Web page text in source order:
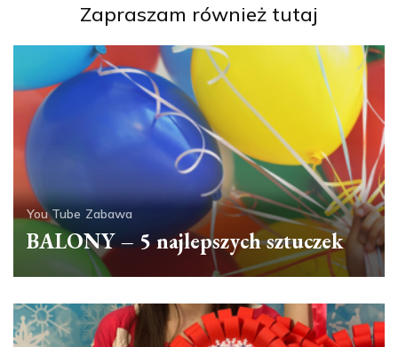
Zapraszam również tutaj
You Tube Zabawa
BALONY – 5 najlepszych sztuczek